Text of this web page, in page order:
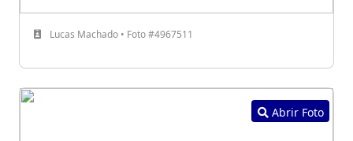
Lucas Machado • Foto #4967511
Abrir Foto